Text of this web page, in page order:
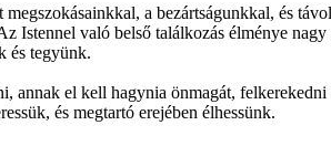
a bezártságunkkal, és
Istennel való belső találkozás élménye
és tegyünk.
el kell hagynia önmagát,
és megtartó erejében élhessünk.